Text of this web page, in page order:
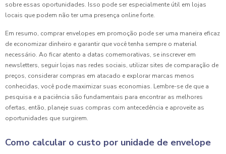
sobre essas oportunidades. Isso pode ser especialmente útil em lojas
locais que podem não ter uma presença online forte.
Em resumo, comprar envelopes em promoção pode ser uma maneira eficaz
de economizar dinheiro e garantir que você tenha sempre o material
necessário. Ao ficar atento a datas comemorativas, se inscrever em
newsletters, seguir lojas nas redes sociais, utilizar sites de comparação de
preços, considerar compras em atacado e explorar marcas menos
conhecidas, você pode maximizar suas economias. Lembre-se de que a
pesquisa e a paciência são fundamentais para encontrar as melhores
ofertas, então, planeje suas compras com antecedência e aproveite as
oportunidades que surgirem.
Como calcular o custo por unidade de envelope